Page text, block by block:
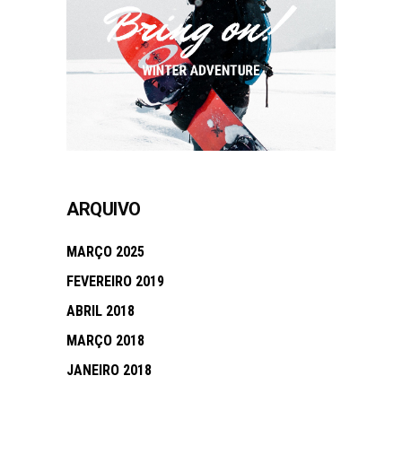
ARQUIVO
MARÇO 2025
FEVEREIRO 2019
ABRIL 2018
MARÇO 2018
JANEIRO 2018